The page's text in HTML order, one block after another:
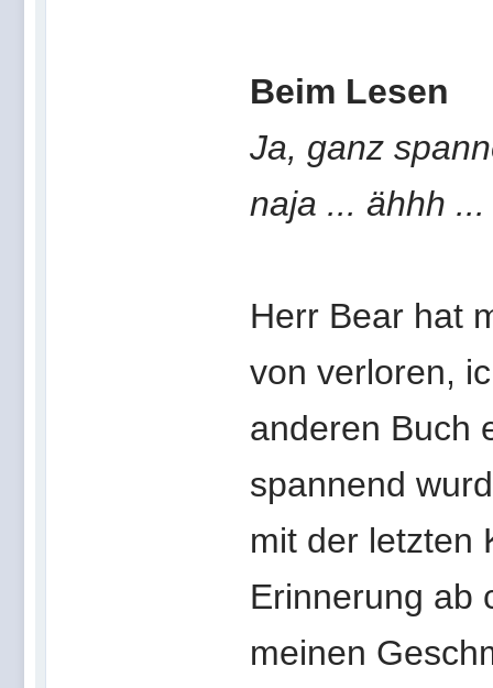
Beim Lesen
Ja, ganz
naja ... ähhh
Herr Bear hat
von verloren,
anderen Buch
spannend
mit der letzten
Erinnerung ab
meinen